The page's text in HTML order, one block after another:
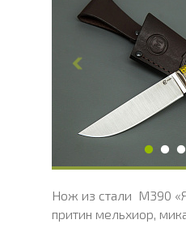
Общая длина, мм
Длина клинка, мм
Ширина клинка, мм
Толщина обуха, мм
Ширина рукояти, мм
Длина рукояти, мм
Толщина рукояти, мм
Твердость клинка, HRC
Нож из стали M390
притин мельхиор,